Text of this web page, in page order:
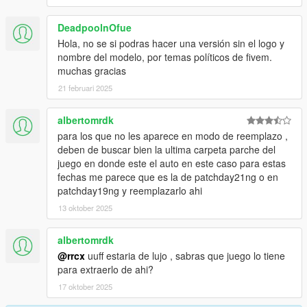
SPAWN The car with the ID "tsuru"
------------------------------------------------
DeadpoolnOfue
Hola, no se si podras hacer una versión sin el logo y
nombre del modelo, por temas políticos de fivem.
muchas gracias
21 februari 2025
albertomrdk
para los que no les aparece en modo de reemplazo ,
deben de buscar bien la ultima carpeta parche del
juego en donde este el auto en este caso para estas
fechas me parece que es la de patchday21ng o en
patchday19ng y reemplazarlo ahi
13 oktober 2025
albertomrdk
@rrcx uuff estaria de lujo , sabras que juego lo tiene
para extraerlo de ahi?
17 oktober 2025